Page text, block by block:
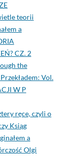
teorii
a
CZ. 2
the
Vol.
W P
ręce, czyli o
Ksiąg
a
Olgi